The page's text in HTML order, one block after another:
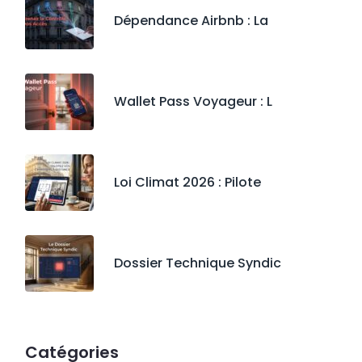
Dépendance Airbnb : La
Wallet Pass Voyageur : L
Loi Climat 2026 : Pilote
Dossier Technique Syndic
Catégories